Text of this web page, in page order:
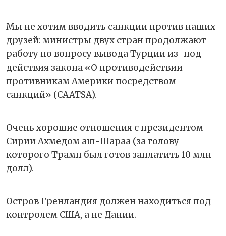
Мы не хотим вводить санкции против наших
друзей: министры двух стран продолжают
работу по вопросу вывода Турции из-под
действия закона «О противодействии
противникам Америки посредством
санкций» (CAATSA).
Очень хорошие отношения с президентом
Сирии Ахмедом аш-Шараа (за голову
которого Трамп был готов заплатить 10 млн
долл).
Остров Гренландия должен находиться под
контролем США, а не Дании.